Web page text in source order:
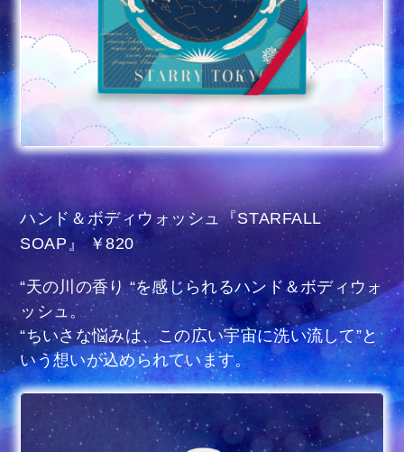
ハンド＆ボディウォッシュ『STARFALL
SOAP』 ￥820
“天の川の香り “を感じられるハンド＆ボディウォ
ッシュ。
“ちいさな悩みは、この広い宇宙に洗い流して”と
いう想いが込められています。